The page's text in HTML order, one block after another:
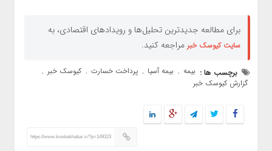
برای مطالعه جدیدترین تحلیل‌ها و رویدادهای اقتصادی، به
سایت کیوسک خبر مراجعه کنید.
برچسب ها : بیمه , بیمه آسیا , پرداخت خسارت , کیوسک خبر ,
گزارش کیوسک خبر
https://www.kioskekhabar.ir/?p=149323